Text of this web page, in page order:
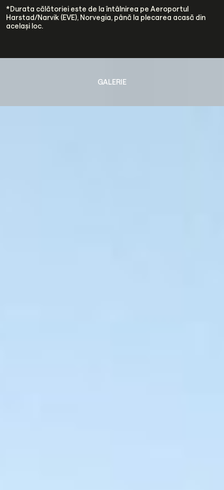
*Durata călătoriei este de la întâlnirea pe Aeroportul
Harstad/Narvik (EVE), Norvegia, până la plecarea acasă din
același loc.
GALERIE